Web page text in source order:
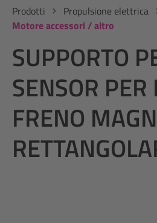
Prodotti
Propulsione elettrica
Motore accessori / altro
SUPPORTO
SENSOR PER
FRENO